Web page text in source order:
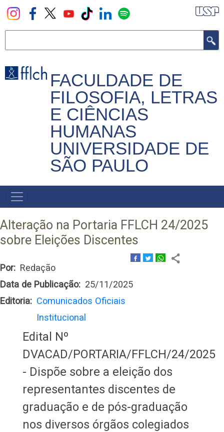
Pular
para
principal
FACULDADE DE
FILOSOFIA, LETRAS
E CIÊNCIAS
HUMANAS
UNIVERSIDADE DE
SÃO PAULO
NAVEGADOR
PRINCIPAL
Alteração na Portaria FFLCH 24/2025
sobre Eleições Discentes
Por
Redação
Data de Publicação
25/11/2025
Editoria
Comunicados Oficiais
Institucional
Edital Nº
DVACAD/PORTARIA/FFLCH/24/2025
- Dispõe sobre a eleição dos
representantes discentes de
graduação e de pós-graduação
nos diversos órgãos colegiados